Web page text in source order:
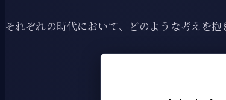
それぞれの時代において、どのような考えを